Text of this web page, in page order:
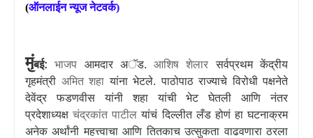
(ऑनलाईन न्यूज नेटवर्क)
मुंबई: भाजप आमदार अॅड. आशिष शेलार
सर्वप्रथम केंद्रीय
गृहमंत्री अमित शहायांना भेटले. पाठोपाठ राज्याचे विरोधी पक्षनेते
देवेंद्र फडणवीस यांनी शहा यांची भेट घेतली आणि नंतर
प्रदेशाध्यक्ष चंद्रकांत पाटील यांचं दिल्लीत लँड होणं हा घटनाक्रम
अनेक अर्थांनी महत्त्वाचा आणि तितकाच उत्सुकता वाढवणारा ठरला